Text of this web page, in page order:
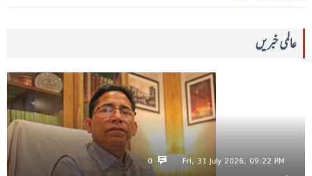
عالمی خبریں
Fri, 31 July 2026, 09:22 PM
0